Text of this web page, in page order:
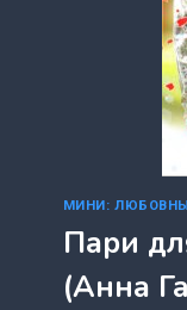
МИНИ:
Пари
(Анна